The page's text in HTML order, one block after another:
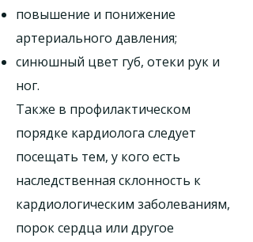
повышение и понижение
артериального давления;
синюшный цвет губ, отеки рук и
ног.
Также в профилактическом
порядке кардиолога следует
посещать тем, у кого есть
наследственная склонность к
кардиологическим заболеваниям,
порок сердца или другое